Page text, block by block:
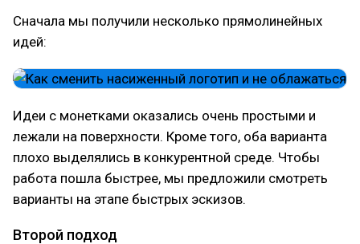
Сначала мы получили несколько прямолинейных
идей:
Идеи с монетками оказались очень простыми и
лежали на поверхности. Кроме того, оба варианта
плохо выделялись в конкурентной среде. Чтобы
работа пошла быстрее, мы предложили смотреть
варианты на этапе быстрых эскизов.
Второй подход